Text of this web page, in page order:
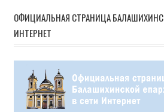
записям
ОФИЦИАЛЬНАЯ СТРАНИЦА
ИНТЕРНЕТ